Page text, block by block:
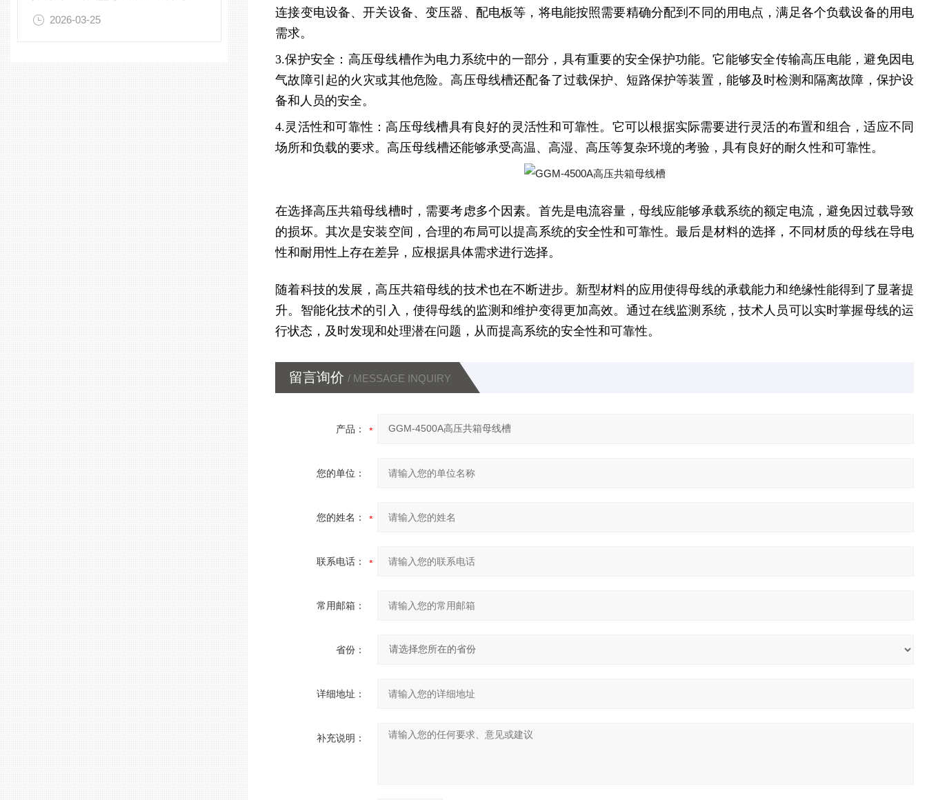
2026-03-25
连接变电设备、开关设备、变压器、配电板等，将电能按照需要精确分配到不同的用电点，满足各个负载设备的用电
需求。
3.保护安全：高压母线槽作为电力系统中的一部分，具有重要的安全保护功能。它能够安全传输高压电能，避免因电
气故障引起的火灾或其他危险。高压母线槽还配备了过载保护、短路保护等装置，能够及时检测和隔离故障，保护设
备和人员的安全。
4.灵活性和可靠性：高压母线槽具有良好的灵活性和可靠性。它可以根据实际需要进行灵活的布置和组合，适应不同
场所和负载的要求。高压母线槽还能够承受高温、高湿、高压等复杂环境的考验，具有良好的耐久性和可靠性。
在选择高压共箱母线槽时，需要考虑多个因素。首先是电流容量，母线应能够承载系统的额定电流，避免因过载导致
的损坏。其次是安装空间，合理的布局可以提高系统的安全性和可靠性。最后是材料的选择，不同材质的母线在导电
性和耐用性上存在差异，应根据具体需求进行选择。
随着科技的发展，高压共箱母线的技术也在不断进步。新型材料的应用使得母线的承载能力和绝缘性能得到了显著提
升。智能化技术的引入，使得母线的监测和维护变得更加高效。通过在线监测系统，技术人员可以实时掌握母线的运
行状态，及时发现和处理潜在问题，从而提高系统的安全性和可靠性。
留言询价 / MESSAGE INQUIRY
产品：
您的单位：
您的姓名：
联系电话：
常用邮箱：
省份：
详细地址：
补充说明：